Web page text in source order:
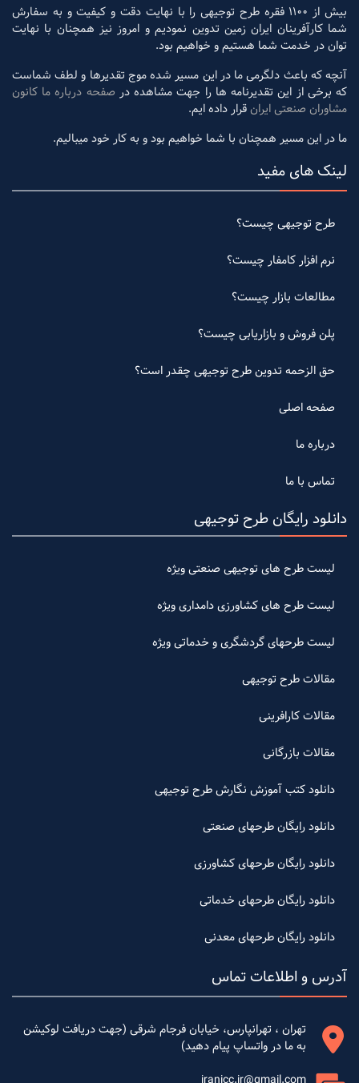
بیش از 1100 فقره طرح توجیهی را با نهایت دقت و کیفیت و به سفارش
شما کارآفرینان ایران زمین تدوین نمودیم و امروز نیز همچنان با نهایت
توان در خدمت شما هستیم و خواهیم بود.
آنچه که باعث دلگرمی ما در این مسیر شده موج تقدیرها و لطف شماست
که برخی از این تقدیرنامه ها را جهت مشاهده در صفحه درباره ما کانون
مشاوران صنعتی ایرانقرار داده ایم.
ما در این مسیر همچنان با شما خواهیم بود و به کار خود میبالیم.
لینک های مفید
طرح توجیهی چیست؟
نرم افزار کامفار چیست؟
مطالعات بازار چیست؟
پلن فروش و بازاریابی چیست؟
حق الزحمه تدوین طرح توجیهی چقدر است؟
صفحه اصلی
درباره ما
تماس با ما
دانلود رایگان طرح توجیهی
لیست طرح های توجیهی صنعتی ویژه
لیست طرح های کشاورزی دامداری ویژه
لیست طرحهای گردشگری و خدماتی ویژه
مقالات طرح توجیهی
مقالات کارافرینی
مقالات بازرگانی
دانلود کتب آموزش نگارش طرح توجیهی
دانلود رایگان طرحهای صنعتی
دانلود رایگان طرحهای کشاورزی
دانلود رایگان طرحهای خدماتی
دانلود رایگان طرحهای معدنی
آدرس و اطلاعات تماس
تهران ، تهرانپارس، خیابان فرجام شرقی (جهت دریافت لوکیشن
به ما در واتساپ پیام دهید)